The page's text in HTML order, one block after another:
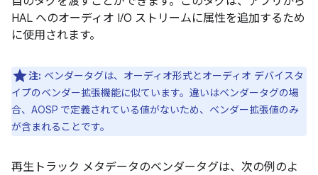
HAL へのオーディオ I/O ストリームに属性を追加するため
に使用されます。
注: ベンダータグは、オーディオ形式とオーディオ デバイスタ
イプのベンダー拡張機能に似ています。違いはベンダータグの場
合、AOSP で定義されている値がないため、ベンダー拡張値のみ
が含まれることです。
再生トラック メタデータのベンダータグは、次の例のよ